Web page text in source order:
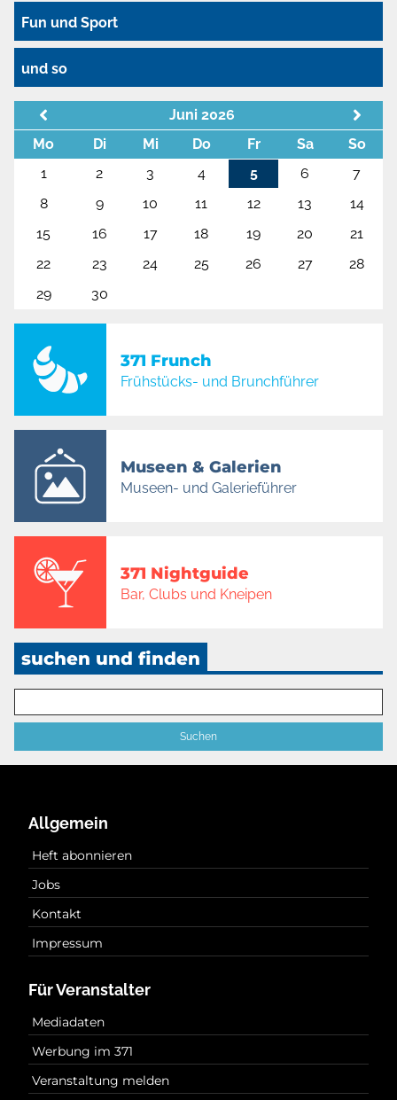
Fun und Sport
und so
Juni 2026
Mo
Di Mi Do Fr Sa
So
1
2 3 4 5 6
7
8
9 10 11 12 13
14
15
16 17 18 19 20
21
22
23 24 25 26 27
28
29
30
371 Frunch
Frühstücks- und Brunchführer
Museen & Galerien
Museen- und Galerieführer
371 Nightguide
Bar, Clubs und Kneipen
suchen und finden
Allgemein
Heft abonnieren
Jobs
Kontakt
Impressum
Für Veranstalter
Mediadaten
Werbung im 371
Veranstaltung melden